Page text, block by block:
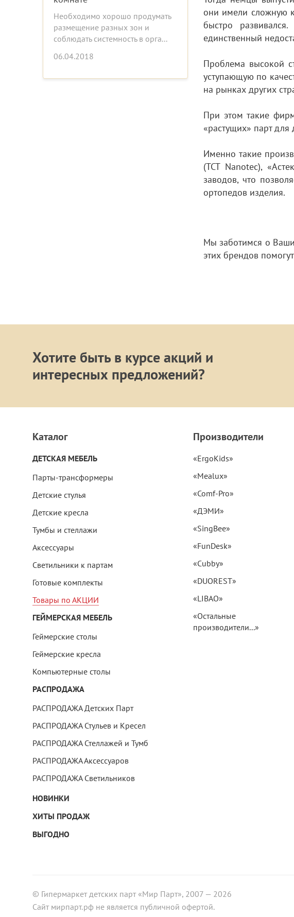
Необходимо хорошо продумать
размещение разных зон и
соблюдать системность в орга...
06.04.2018
они имели сложную
быстро
единственный
Проблема высокой
уступающую по
на рынках других
При этом такие
«растущих» парт
Именно такие
(TCT Nanotec),
заводов, что
ортопедов изделия.
Мы заботимся о
этих брендов
Хотите быть в курсе акций и
интересных предложений?
Каталог
ДЕТСКАЯ МЕБЕЛЬ
Парты-трансформеры
Детские стулья
Детские кресла
Тумбы и стеллажи
Аксессуары
Светильники к партам
Готовые комплекты
Товары по АКЦИИ
ГЕЙМЕРСКАЯ МЕБЕЛЬ
Геймерские столы
Геймерские кресла
Компьютерные столы
РАСПРОДАЖА
РАСПРОДАЖА Детских Парт
РАСПРОДАЖА Стульев и Кресел
РАСПРОДАЖА Стеллажей и Тумб
РАСПРОДАЖА Аксессуаров
РАСПРОДАЖА Светильников
НОВИНКИ
ХИТЫ ПРОДАЖ
ВЫГОДНО
Производители
«ErgoKids»
«Mealux»
«Comf-Pro»
«ДЭМИ»
«SingBee»
«FunDesk»
«Cubby»
«DUOREST»
«LIBAO»
«Остальные
производители...»
© Гипермаркет детских парт «Мир Парт», 2007 — 2026
Сайт мирпарт.рф не является публичной офертой.